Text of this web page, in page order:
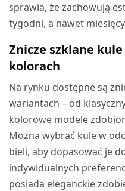
sprawia, że zachowują
tygodni, a nawet
Znicze szklane
kolorach
Na rynku dostępne są
wariantach – od
kolorowe modele
Można wybrać kule w
bieli, aby dopasować je
indywidualnych
posiada eleganckie